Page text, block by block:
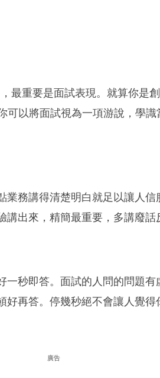
最重要是面試表現。就算你是
可以將面試視為一項游說，學
業務講得清楚明白就足以讓人
出來，精簡最重要，多講廢話
一秒即答。面試的人問的問題
好再答。停幾秒絕不會讓人覺
廣告